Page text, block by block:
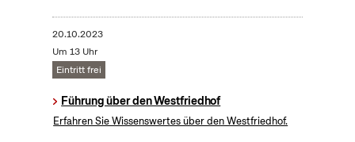
20.10.2023
Um 13 Uhr
Eintritt frei
Führung über den Westfriedhof
Erfahren Sie Wissenswertes über den Westfriedhof.